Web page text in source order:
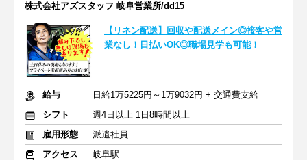
株式会社アズスタッフ 岐阜営業所/dd15
【リネン配送】回収や配送メイン◎接客や営
業なし！日払いOK◎職場見学も可能！
給与
日給1万5225円～1万9032円 + 交通費支給
シフト
週4日以上 1日8時間以上
雇用形態
派遣社員
アクセス
岐阜駅